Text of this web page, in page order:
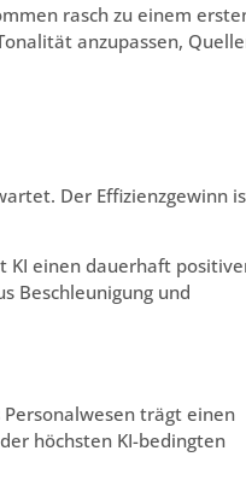
rasch zu einem
anzupassen,
Der Effizienzgewinn
KI einen dauerhaft
Beschleunigung und
trägt einen
höchsten KI-bedingten